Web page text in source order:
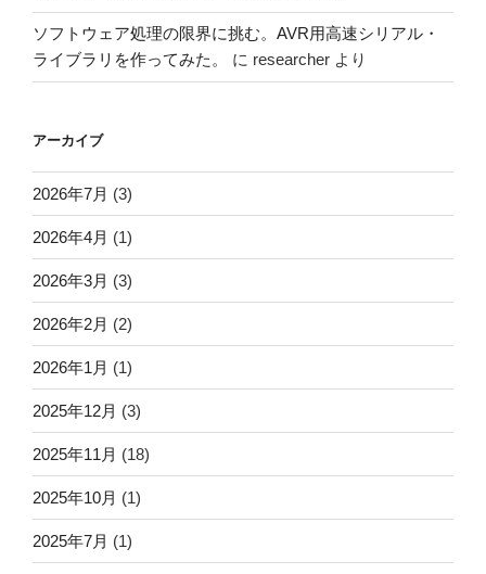
ソフトウェア処理の限界に挑む。AVR用高速シリアル・
ライブラリを作ってみた。
に researcher より
アーカイブ
2026年7月 (3)
2026年4月 (1)
2026年3月 (3)
2026年2月 (2)
2026年1月 (1)
2025年12月 (3)
2025年11月 (18)
2025年10月 (1)
2025年7月 (1)